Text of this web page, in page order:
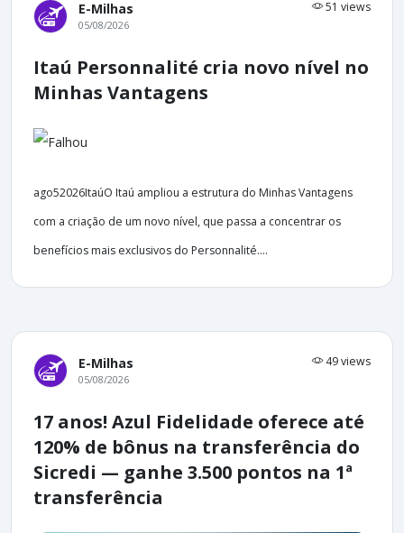
E-Milhas 51 views
05/08/2026
Itaú Personnalité cria novo nível no
Minhas Vantagens
ago52026ItaúO Itaú ampliou a estrutura do Minhas Vantagens
com a criação de um novo nível, que passa a concentrar os
benefícios mais exclusivos do Personnalité....
E-Milhas 49 views
05/08/2026
17 anos! Azul Fidelidade oferece até
120% de bônus na transferência do
Sicredi — ganhe 3.500 pontos na 1ª
transferência